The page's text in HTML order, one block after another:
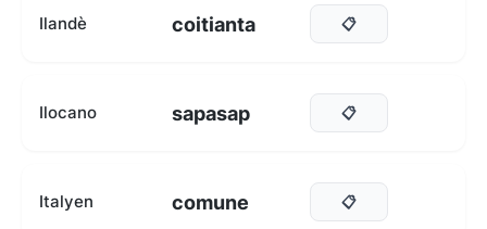
Ilandè coitianta 📋
Ilocano sapasap 📋
Italyen comune 📋